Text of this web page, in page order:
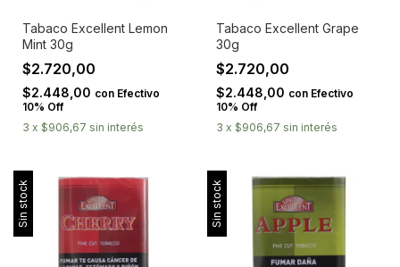
Tabaco Excellent Lemon
Mint 30g
$2.720,00
$2.448,00 con Efectivo
10% Off
3 x $906,67 sin interés
Tabaco Excellent Grape
30g
$2.720,00
$2.448,00 con Efectivo
10% Off
3 x $906,67 sin interés
Sin stock Sin stock